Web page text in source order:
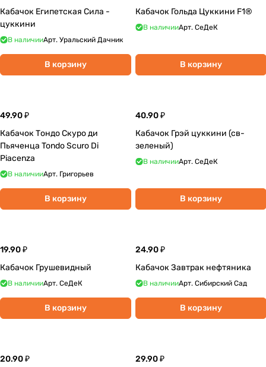
Кабачок Египетская Сила -
цуккини
В наличииАрт. Уральский Дачник
В корзину
Кабачок Гольда Цуккини F1®
В наличииАрт. СеДеК
В корзину
49.90 ₽
Кабачок Тондо Скуро ди
Пьяченца Tondo Scuro Di
Piacenza
В наличииАрт. Григорьев
В корзину
40.90 ₽
Кабачок Грэй цуккини (св-
зеленый)
В наличииАрт. СеДеК
В корзину
19.90 ₽
Кабачок Грушевидный
В наличииАрт. СеДеК
В корзину
24.90 ₽
Кабачок Завтрак нефтяника
В наличииАрт. Сибирский Сад
В корзину
20.90 ₽
29.90 ₽